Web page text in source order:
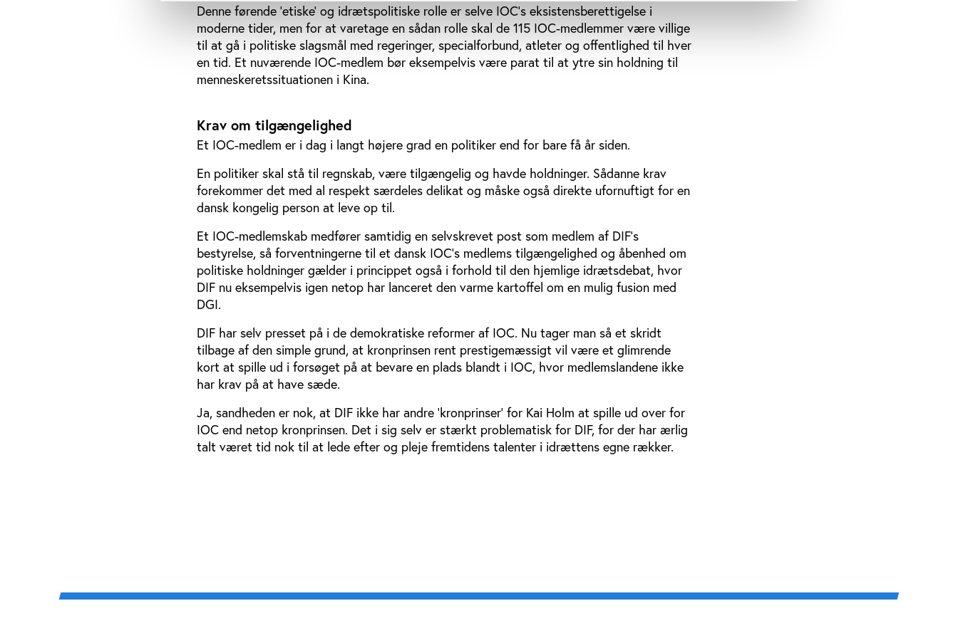
Denne førende ’etiske’ og idrætspolitiske rolle er selve IOC’s eksistensberettigelse i
moderne tider, men for at varetage en sådan rolle skal de 115 IOC-medlemmer være villige
til at gå i politiske slagsmål med regeringer, specialforbund, atleter og offentlighed til hver
en tid. Et nuværende IOC-medlem bør eksempelvis være parat til at ytre sin holdning til
menneskeretssituationen i Kina.
Krav om tilgængelighed
Et IOC-medlem er i dag i langt højere grad en politiker end for bare få år siden.
En politiker skal stå til regnskab, være tilgængelig og havde holdninger. Sådanne krav
forekommer det med al respekt særdeles delikat og måske også direkte ufornuftigt for en
dansk kongelig person at leve op til.
Et IOC-medlemskab medfører samtidig en selvskrevet post som medlem af DIF’s
bestyrelse, så forventningerne til et dansk IOC’s medlems tilgængelighed og åbenhed om
politiske holdninger gælder i princippet også i forhold til den hjemlige idrætsdebat, hvor
DIF nu eksempelvis igen netop har lanceret den varme kartoffel om en mulig fusion med
DGI.
DIF har selv presset på i de demokratiske reformer af IOC. Nu tager man så et skridt
tilbage af den simple grund, at kronprinsen rent prestigemæssigt vil være et glimrende
kort at spille ud i forsøget på at bevare en plads blandt i IOC, hvor medlemslandene ikke
har krav på at have sæde.
Ja, sandheden er nok, at DIF ikke har andre ’kronprinser’ for Kai Holm at spille ud over for
IOC end netop kronprinsen. Det i sig selv er stærkt problematisk for DIF, for der har ærlig
talt været tid nok til at lede efter og pleje fremtidens talenter i idrættens egne rækker.